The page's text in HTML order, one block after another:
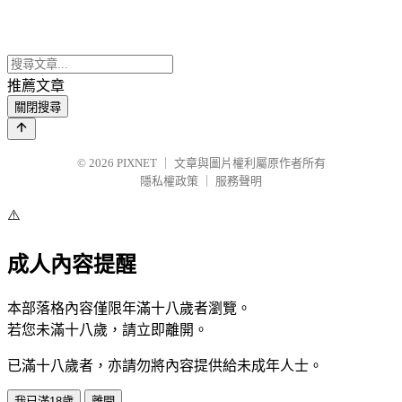
推薦文章
關閉搜尋
© 2026 PIXNET
文章與圖片權利屬原作者所有
隱私權政策
服務聲明
⚠️
成人內容提醒
本部落格內容僅限年滿十八歲者瀏覽。
若您未滿十八歲，請立即離開。
已滿十八歲者，亦請勿將內容提供給未成年人士。